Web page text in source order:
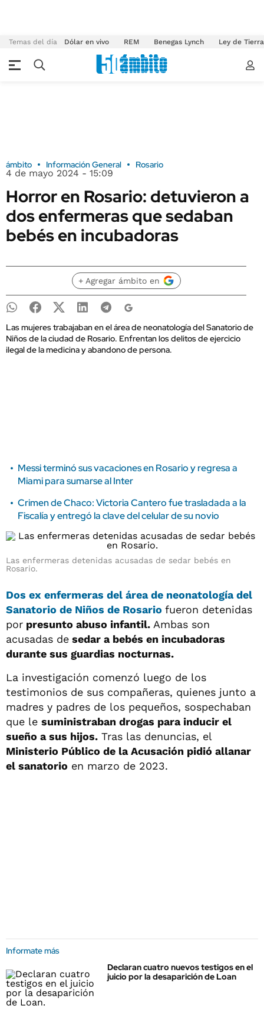
Temas del día Dólar en vivo REM Benegas Lynch Ley de
ámbito Información General Rosario
4 de mayo 2024 - 15:09
Horror en Rosario: detuvieron a
dos enfermeras que sedaban
bebés en incubadoras
+ Agregar ámbito en
Las mujeres trabajaban en el área de neonatología del Sanatorio de
Niños de la ciudad de Rosario. Enfrentan los delitos de ejercicio
ilegal de la medicina y abandono de persona.
Messi terminó sus vacaciones en Rosario y regresa a
Miami para sumarse al Inter
Crimen de Chaco: Victoria Cantero fue trasladada a la
Fiscalía y entregó la clave del celular de su novio
Las enfermeras detenidas acusadas de sedar bebés en
Rosario.
Dos ex enfermeras del área de neonatología del
Sanatorio de Niños de Rosario fueron detenidas
por presunto abuso infantil. Ambas son
acusadas de sedar a bebés en incubadoras
durante sus guardias nocturnas.
La investigación comenzó luego de los
testimonios de sus compañeras, quienes junto a
madres y padres de los pequeños, sospechaban
que le suministraban drogas para inducir el
sueño a sus hijos. Tras las denuncias, el
Ministerio Público de la Acusación pidió allanar
el sanatorio en marzo de 2023.
Informate más
Declaran cuatro nuevos testigos en el
juicio por la desaparición de Loan